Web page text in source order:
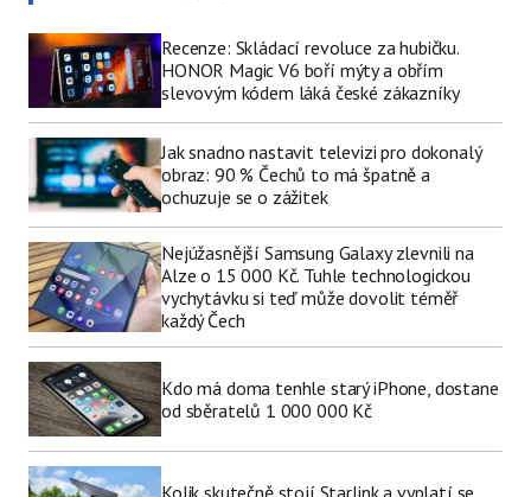
Recenze: Skládací revoluce za hubičku.
HONOR Magic V6 boří mýty a obřím
slevovým kódem láká české zákazníky
Jak snadno nastavit televizi pro dokonalý
obraz: 90 % Čechů to má špatně a
ochuzuje se o zážitek
Nejúžasnější Samsung Galaxy zlevnili na
Alze o 15 000 Kč. Tuhle technologickou
vychytávku si teď může dovolit téměř
každý Čech
Kdo má doma tenhle starý iPhone, dostane
od sběratelů 1 000 000 Kč
Kolik skutečně stojí Starlink a vyplatí se